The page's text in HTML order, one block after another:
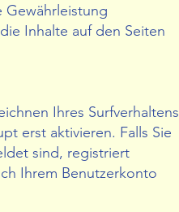
Inhalte auf den Seiten
Ihres Surfverhaltens
erst aktivieren. Falls Sie
sind, registriert
Ihrem Benutzerkonto